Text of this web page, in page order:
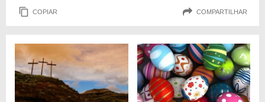
COPIAR COMPARTILHAR